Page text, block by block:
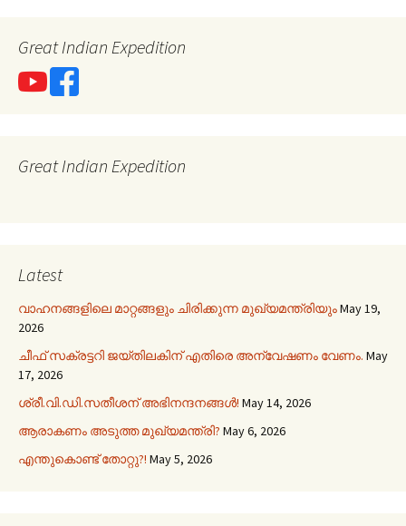
Great Indian Expedition
Great Indian Expedition
Latest
വാഹനങ്ങളിലെ മാറ്റങ്ങളും ചിരിക്കുന്ന മുഖ്യമന്ത്രിയുംMay 19,
2026
ചീഫ് സക്രട്ടറി ജയ്തിലകിന് എതിരെ അന്വേഷണം വേണം. May
17, 2026
ശ്രീ.വി.ഡി.സതീശന് അഭിനന്ദനങ്ങൾ! May 14, 2026
ആരാകണം അടുത്ത മുഖ്യമന്ത്രി? May 6, 2026
എന്തുകൊണ്ട് തോറ്റു?! May 5, 2026